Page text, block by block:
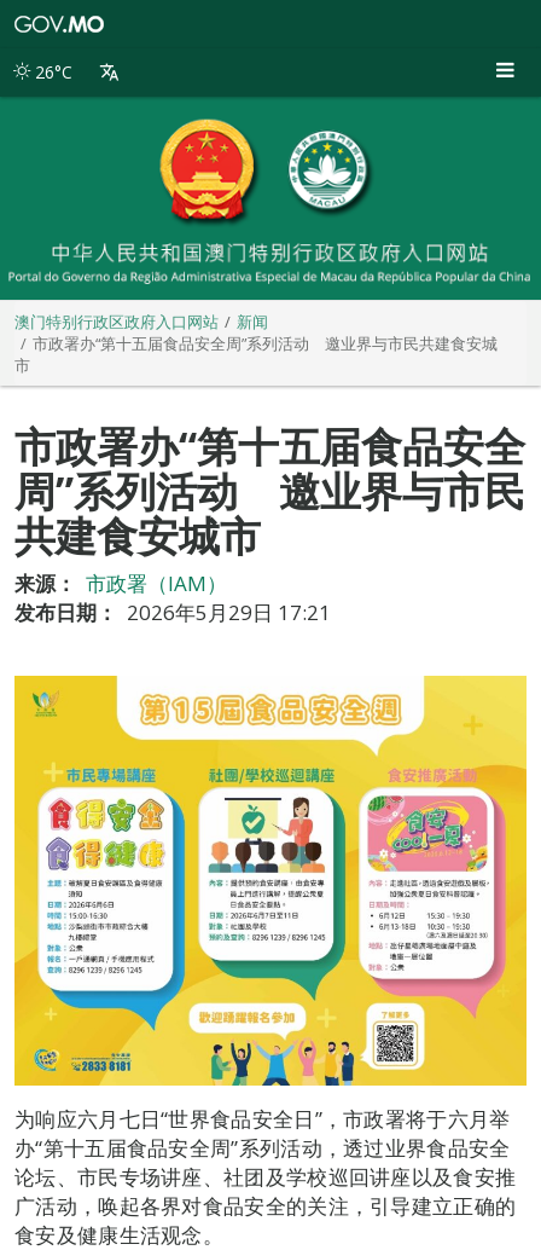
别
26°C
澳门特别行政区政府入口网站
新闻
市政署办“第十五届食品安全周”系列活动 邀业界与市民共建食安城
市
市政署办“第十五届食品安全
周”系列活动 邀业界与市民
共建食安城市
来源：
市政署（IAM）
发布日期：
2026年5月29日 17:21
为响应六月七日“世界食品安全日”，市政署将于六月举
办“第十五届食品安全周”系列活动，透过业界食品安全
论坛、市民专场讲座、社团及学校巡回讲座以及食安推
广活动，唤起各界对食品安全的关注，引导建立正确的
食安及健康生活观念。